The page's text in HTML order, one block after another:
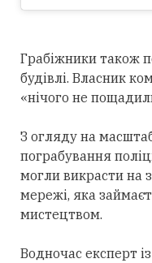
Грабіжники також
будівлі. Власник
«нічого не
З огляду на масштаб
пограбування
могли викрасти на
мережі, яка
мистецтвом.
Водночас експерт